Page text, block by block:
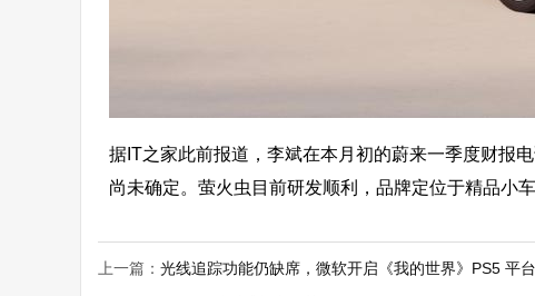
据IT之家此前报道，李斌在本月初的蔚来一季度财报
尚未确定。萤火虫目前研发顺利，品牌定位于精品小车
上一篇： 光线追踪功能仍缺席，微软开启《我的世界》PS5 平